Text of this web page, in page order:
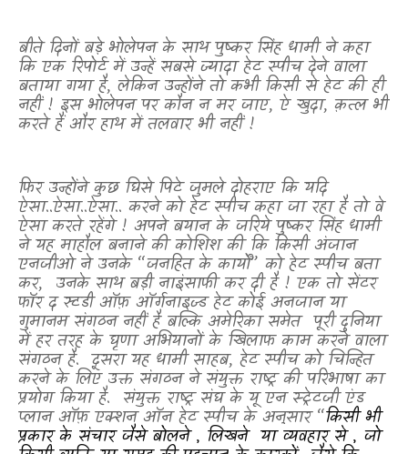
बीते दिनों बड़े भोलेपन के साथ पुष्कर सिंह धामी ने कहा
कि एक रिपोर्ट में उन्हें सबसे ज्यादा हेट स्पीच देने वाला
बताया गया है, लेकिन उन्होंने तो कभी किसी से हेट की ही
नहीं ! इस भोलेपन पर कौन न मर जाए, ऐ खुदा, क़त्ल भी
करते हैं और हाथ में तलवार भी नहीं !
फिर उन्होंने कुछ घिसे पिटे जुमले दोहराए कि यदि
ऐसा..ऐसा..ऐसा.. करने को हेट स्पीच कहा जा रहा है तो वे
ऐसा करते रहेंगे ! अपने बयान के जरिये पुष्कर सिंह धामी
ने यह माहौल बनाने की कोशिश की कि किसी अंजान
एनजीओ ने उनके “जनहित के कार्यों” को हेट स्पीच बता
कर, उनके साथ बड़ी नाइंसाफी कर दी है ! एक तोसेंटर
फॉर द स्टडी ऑफ़ ऑर्गनाइज्ड हेट कोई अनजान या
गुमानम संगठन नहीं है बल्कि अमेरिका समेत पूरी दुनिया
में हर तरह के घृणा अभियानों के खिलाफ काम करने वाला
संगठन है. दूसरा यह धामी साहब, हेट स्पीच को चिन्हित
करने के लिए उक्त संगठन ने संयुक्त राष्ट्र की परिभाषा का
प्रयोग किया है. संयुक्त राष्ट्र संघ के यू एन स्ट्रेटजी एंड
प्लान ऑफ़ एक्शन ऑन हेट स्पीच के अनुसार “किसी भी
प्रकारके संचारजैसे बोलने, लिखने या व्यवहारसे, जो